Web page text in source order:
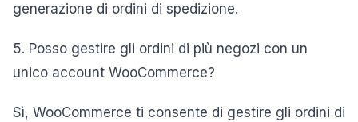
generazione di ordini di spedizione.
5. Posso gestire gli ordini di più negozi con un
unico account WooCommerce?
Sì, WooCommerce ti consente di gestire gli ordini di